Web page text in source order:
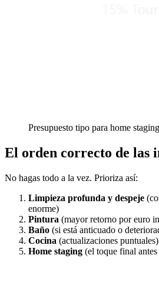
Presupuesto tipo para home
El orden correcto de las
No hagas todo a la vez. Prioriza así:
Limpieza profunda y despeje
enorme)
Pintura (mayor retorno por euro
Baño (si está anticuado o
Cocina (actualizaciones puntuales)
Home staging (el toque final